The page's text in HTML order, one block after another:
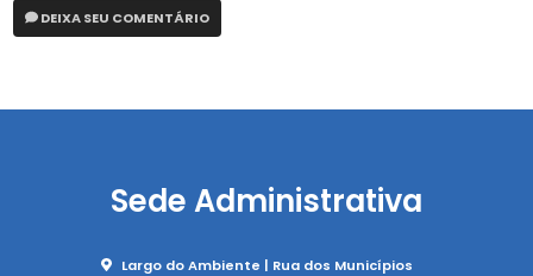
DEIXA SEU COMENTÁRIO
Sede Administrativa
Largo do Ambiente | Rua dos Municípios